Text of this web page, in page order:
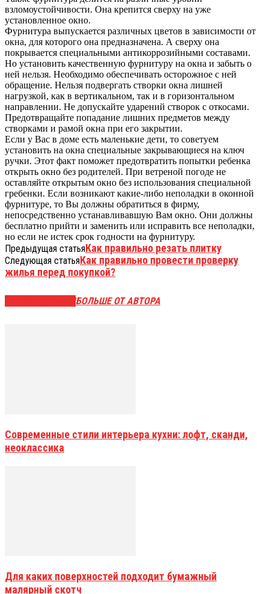
взломоустойчивости. Она крепится сверху на уже
установленное окно.
Фурнитура выпускается различных цветов в зависимости от
окна, для которого она предназначена. А сверху она
покрывается специальными антикоррозийными составами.
Но установить качественную фурнитуру на окна и забыть о
ней нельзя. Необходимо обеспечивать осторожное с ней
обращение. Нельзя подвергать створки окна лишней
нагрузкой, как в вертикальном, так и в горизонтальном
направлении. Не допускайте ударений створок с откосами.
Предотвращайте попадание лишних предметов между
створками и рамой окна при его закрытии.
Если у Вас в доме есть маленькие дети, то советуем
установить на окна специальные закрывающиеся на ключ
ручки. Этот факт поможет предотвратить попытки ребенка
открыть окно без родителей. При ветреной погоде не
оставляйте открытым окно без использования специальной
гребенки. Если возникают какие-либо неполадки в оконной
фурнитуре, то Вы должны обратиться в фирму,
непосредственно устанавливавшую Вам окно. Они должны
бесплатно прийти и заменить или исправить все неполадки,
но если не истек срок годности на фурнитуру.
Предыдущая статьяКак правильно резать плитку
Следующая статьяКак правильно провести проверку
жилья перед покупкой?
БОЛЬШЕ ОТ АВТОРА
Современные стили интерьера кухни: лофт, сканди,
неоклассика
Для каких поверхностей подходит бумажный
малярный скотч